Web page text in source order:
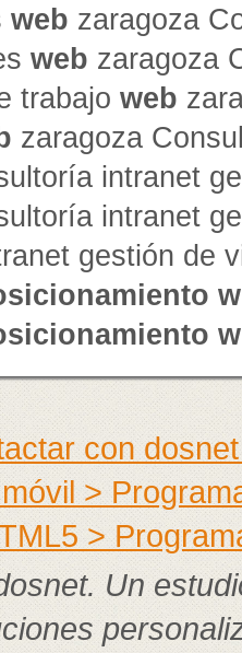
web zaragoza
web zaragoza
trabajo web
zaragoza
intranet
intranet
gestión de
con
>
>
Un